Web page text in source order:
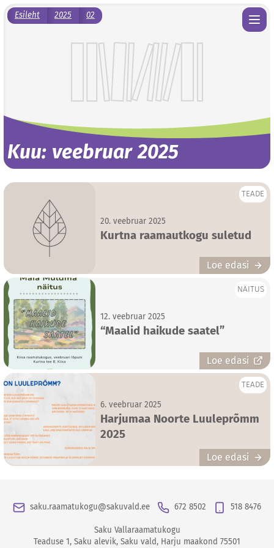
Esileht 2025 02
Kuu: veebruar 2025
TEADE
20. veebruar 2025
Kurtna raamautkogu suletud
Loe edasi
NÄITUS
12. veebruar 2025
“Maalid haikude saatel”
Loe edasi
TEADE
6. veebruar 2025
Harjumaa Noorte Luuleprõmm
2025
Loe edasi
saku.raamatukogu@sakuvald.ee 672 8502 518 8476
Saku Vallaraamatukogu
Teaduse 1, Saku alevik, Saku vald, Harju maakond 75501